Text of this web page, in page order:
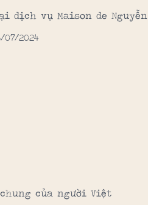
dịch vụ Maison de Nguyễn
07/2024
của người Việt